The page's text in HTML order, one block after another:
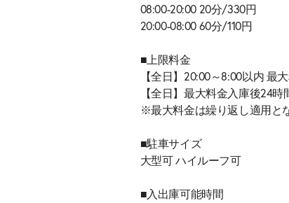
08:00-20:00 20分/330円
20:00-08:00 60分/110円
■上限料金
【全日】20:00～8:00以内 最
【全日】最大料金入庫後24時
※最大料金は繰り返し適用と
■駐車サイズ
大型可 ハイルーフ可
■入出庫可能時間